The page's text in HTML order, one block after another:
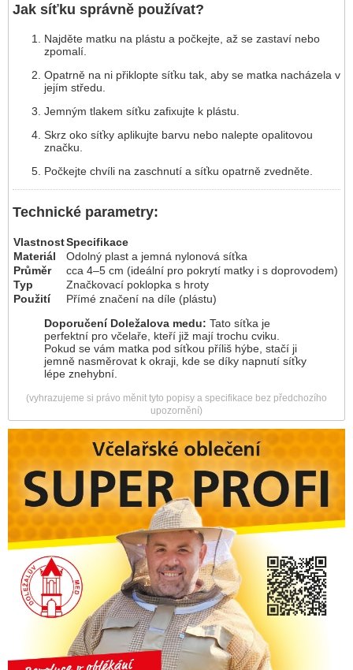
Jak síťku správně používat?
Najděte matku na plástu a počkejte, až se zastaví nebo
zpomalí.
Opatrně na ni přiklopte síťku tak, aby se matka nacházela v
jejím středu.
Jemným tlakem síťku zafixujte k plástu.
Skrz oko síťky aplikujte barvu nebo nalepte opalitovou
značku.
Počkejte chvíli na zaschnutí a síťku opatrně zvedněte.
Technické parametry:
VlastnostSpecifikace
Materiál
Odolný plast a jemná nylonová síťka
Průměr
cca 4–5 cm (ideální pro pokrytí matky i s doprovodem)
Typ
Značkovací poklopka s hroty
Použití
Přímé značení na díle (plástu)
Doporučení Doležalova medu: Tato síťka je
perfektní pro včelaře, kteří již mají trochu cviku.
Pokud se vám matka pod síťkou příliš hýbe, stačí ji
jemně nasměrovat k okraji, kde se díky napnutí síťky
lépe znehybní.
(vyhrazujeme si právo měnit tyto popisy a specifikace bez předchozího
upozornění)